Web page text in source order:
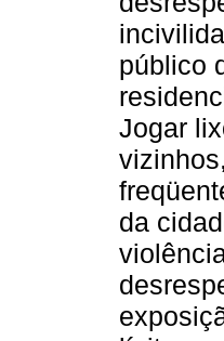
público
Jogar
da